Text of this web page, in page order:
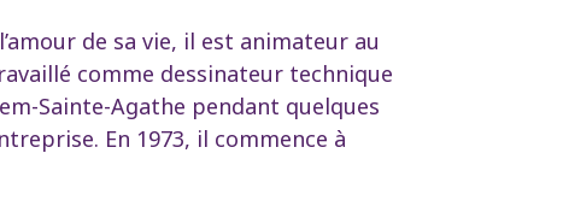
de sa vie, il est animateur au
comme dessinateur technique
Sainte-Agathe pendant quelques
En 1973, il commence à